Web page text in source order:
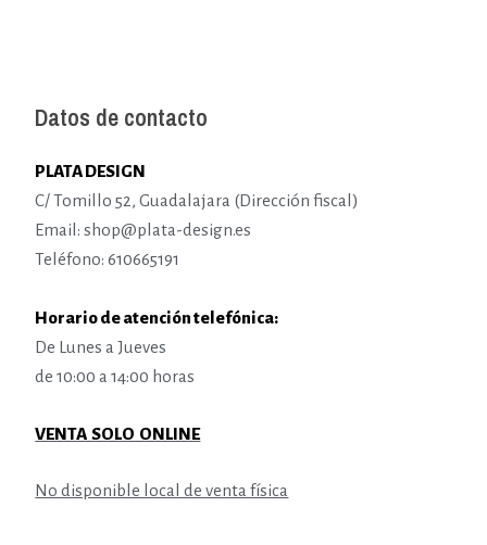
Datos de contacto
PLATA DESIGN
C/ Tomillo 52, Guadalajara (Dirección fiscal)
Email: shop@plata-design.es
Teléfono: 610665191
Horario de atención telefónica:
De Lunes a Jueves
de 10:00 a 14:00 horas
VENTA SOLO ONLINE
No disponible local de venta física